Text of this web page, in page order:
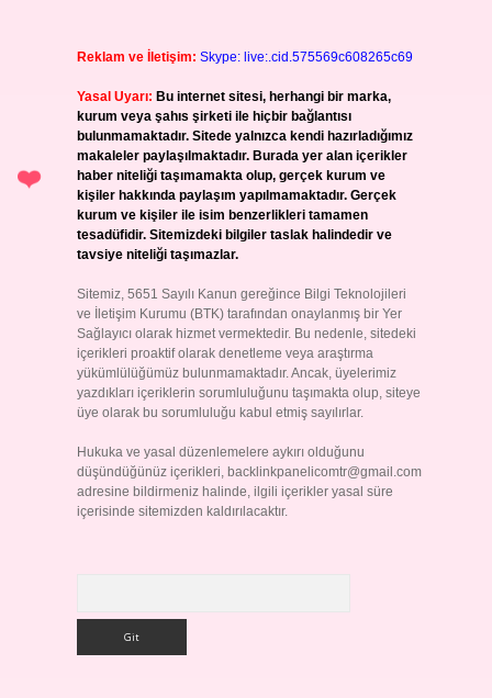
Reklam ve İletişim: Skype: live:.cid.575569c608265c69
Yasal Uyarı: Bu internet sitesi, herhangi bir marka,
kurum veya şahıs şirketi ile hiçbir bağlantısı
bulunmamaktadır. Sitede yalnızca kendi hazırladığımız
makaleler paylaşılmaktadır. Burada yer alan içerikler
haber niteliği taşımamakta olup, gerçek kurum ve
kişiler hakkında paylaşım yapılmamaktadır. Gerçek
kurum ve kişiler ile isim benzerlikleri tamamen
tesadüfidir. Sitemizdeki bilgiler taslak halindedir ve
tavsiye niteliği taşımazlar.
Sitemiz, 5651 Sayılı Kanun gereğince Bilgi Teknolojileri
ve İletişim Kurumu (BTK) tarafından onaylanmış bir Yer
Sağlayıcı olarak hizmet vermektedir. Bu nedenle, sitedeki
içerikleri proaktif olarak denetleme veya araştırma
yükümlülüğümüz bulunmamaktadır. Ancak, üyelerimiz
yazdıkları içeriklerin sorumluluğunu taşımakta olup, siteye
üye olarak bu sorumluluğu kabul etmiş sayılırlar.
Hukuka ve yasal düzenlemelere aykırı olduğunu
düşündüğünüz içerikleri, backlinkpanelicomtr@gmail.com
adresine bildirmeniz halinde, ilgili içerikler yasal süre
içerisinde sitemizden kaldırılacaktır.